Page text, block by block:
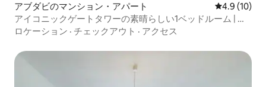
アブダビのマンション・アパート レビュー10
4.9 (10)
アイコニックゲートタワーの素晴らしい1ベッドルーム | 高
層階
ロケーション · チェックアウト · アクセス